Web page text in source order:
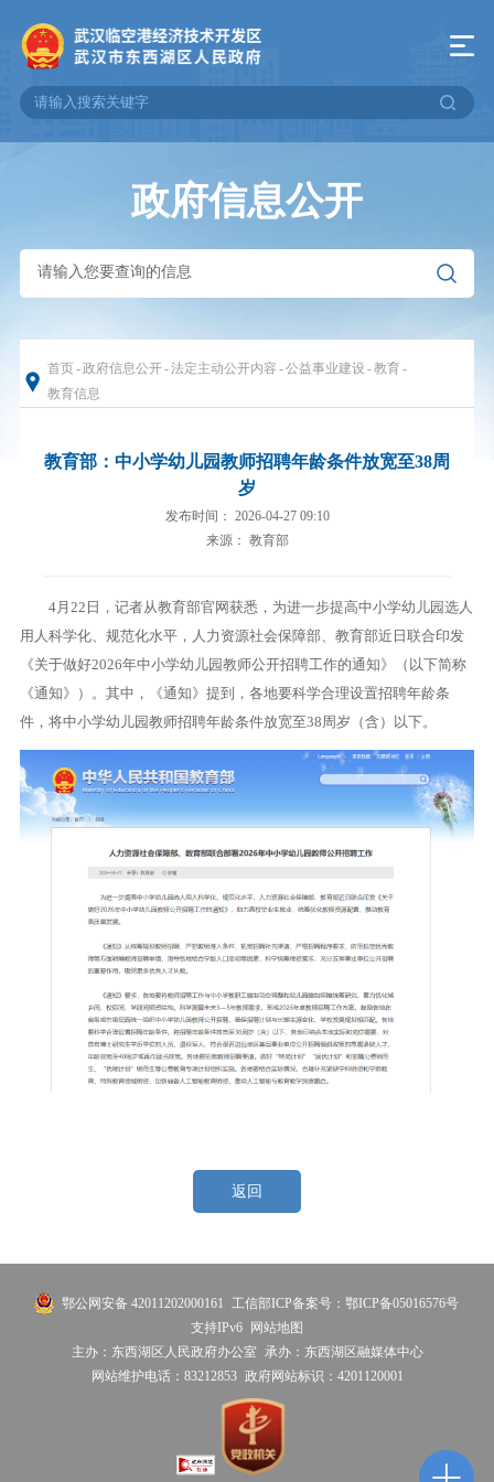
政府信息公开
首页-政府信息公开-法定主动公开内容 -公益事业建设 -教育-
教育信息
教育部：中小学幼儿园教师招聘年龄条件放宽至38周
岁
发布时间： 2026-04-27 09:10
来源： 教育部
4月22日，记者从教育部官网获悉，为进一步提高中小学幼儿园选人
用人科学化、规范化水平，人力资源社会保障部、教育部近日联合印发
《关于做好2026年中小学幼儿园教师公开招聘工作的通知》（以下简称
《通知》）。其中，《通知》提到，各地要科学合理设置招聘年龄条
件，将中小学幼儿园教师招聘年龄条件放宽至38周岁（含）以下。
返回
鄂公网安备 42011202000161 工信部ICP备案号：鄂ICP备05016576号
支持IPv6
网站地图
主办：东西湖区人民政府办公室 承办：东西湖区融媒体中心
网站维护电话：83212853 政府网站标识：4201120001